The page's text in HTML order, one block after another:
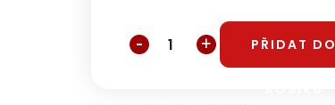
PŘIDAT DO